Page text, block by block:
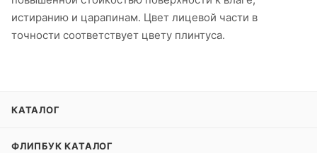
истиранию и царапинам. Цвет лицевой части в
точности соответствует цвету плинтуса.
КАТАЛОГ
ФЛИПБУК КАТАЛОГ